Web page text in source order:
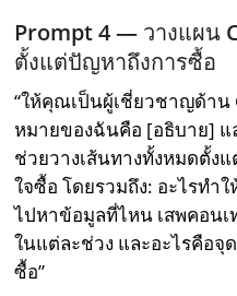
Prompt 4 — วางแผน
ตั้งแต่ปัญหาถึงการซื้อ
“ให้คุณเป็นผู้เชี่ยวชาญด้าน
หมายของฉันคือ [อธิบาย]
ช่วยวางเส้นทางทั้งหมดตั้ง
ใจซื้อ โดยรวมถึง: อะไรทำ
ไปหาข้อมูลที่ไหน เสพคอน
ในแต่ละช่วง และอะไรคือ
ซื้อ”